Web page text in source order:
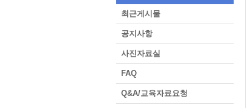
최근게시물
공지사항
사진자료실
FAQ
Q&A/교육자료요청